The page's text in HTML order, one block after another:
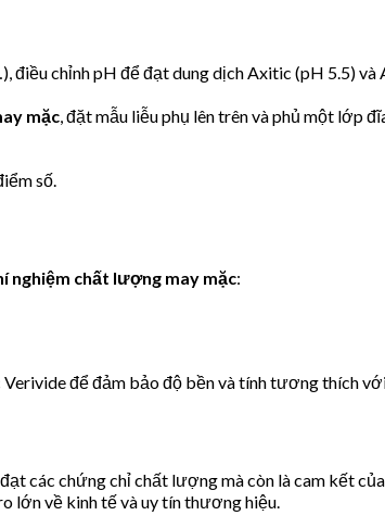
điều chỉnh pH để đạt dung dịch Axitic (pH 5.5) và
mặc, đặt mẫu liễu phụ lên trên và phủ một lớp
số.
nghiệm chất lượng may mặc:
để đảm bảo độ bền và tính tương thích
các chứng chỉ chất lượng mà còn là cam kết
lớn về kinh tế và uy tín thương hiệu.